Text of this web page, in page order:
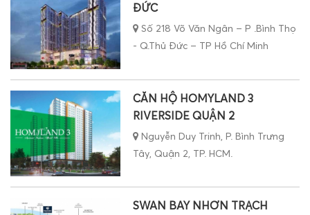
ĐỨC
Số 218 Võ Văn Ngân – P .Bình Thọ
- Q.Thủ Đức – TP Hồ Chí Minh
CĂN HỘ HOMYLAND 3
RIVERSIDE QUẬN 2
Nguyễn Duy Trinh, P. Bình Trưng
Tây, Quận 2, TP. HCM.
SWAN BAY NHƠN TRẠCH